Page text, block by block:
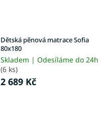
Dětská pěnová matrace Sofia
80x180
Skladem | Odesíláme do 24h
(6 ks)
2 689 Kč